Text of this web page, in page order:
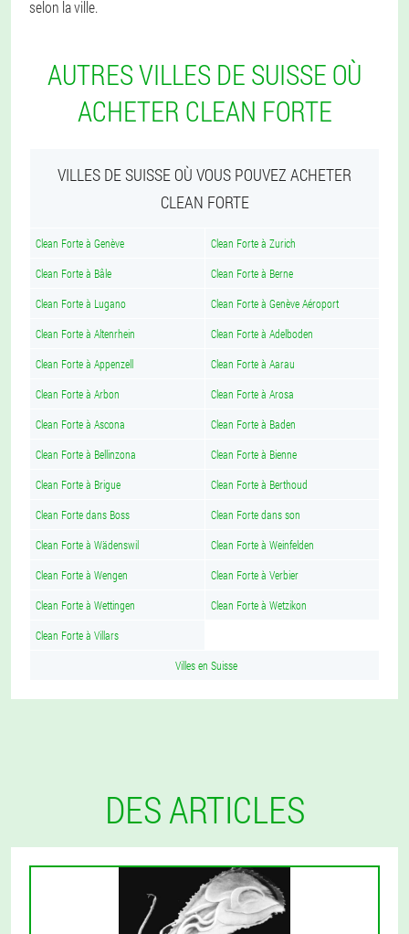
selon la ville.
AUTRES VILLES DE SUISSE OÙ
ACHETER CLEAN FORTE
VILLES DE SUISSE OÙ VOUS POUVEZ ACHETER
CLEAN FORTE
Clean Forte à Genève Clean Forte à Zurich
Clean Forte à Bâle Clean Forte à Berne
Clean Forte à Lugano Clean Forte à Genève Aéroport
Clean Forte à Altenrhein Clean Forte à Adelboden
Clean Forte à Appenzell Clean Forte à Aarau
Clean Forte à Arbon Clean Forte à Arosa
Clean Forte à Ascona Clean Forte à Baden
Clean Forte à Bellinzona Clean Forte à Bienne
Clean Forte à Brigue Clean Forte à Berthoud
Clean Forte dans Boss Clean Forte dans son
Clean Forte à Wädenswil Clean Forte à Weinfelden
Clean Forte à Wengen Clean Forte à Verbier
Clean Forte à Wettingen Clean Forte à Wetzikon
Clean Forte à Villars
Villes en Suisse
DES ARTICLES